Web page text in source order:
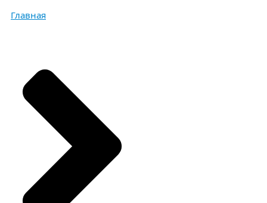
Главная